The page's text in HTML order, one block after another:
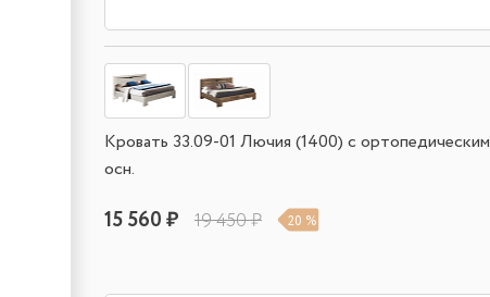
Кровать 33.09-01 Лючия (1400) с ортопедическим
осн.
15 560 ₽ 19 450 ₽ 20 %